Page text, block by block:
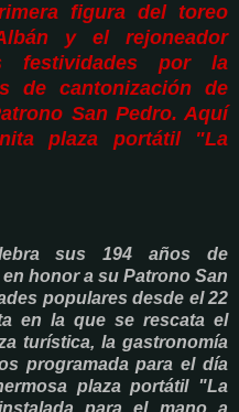
figura del toreo
y el rejoneador
festividades por la
de cantonización de
San Pedro. Aquí
plaza portátil "La
sus 194 años de
honor a su Patrono San
populares desde el 22
en la que se rescata el
turística, la gastronomía
programada para el día
plaza portátil "La